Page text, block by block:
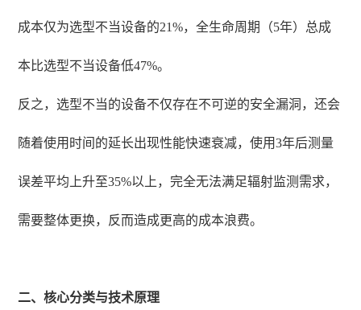
成本仅为选型不当设备的21%，全生命周期（5年）总成
本比选型不当设备低47%。
反之，选型不当的设备不仅存在不可逆的安全漏洞，还会
随着使用时间的延长出现性能快速衰减，使用3年后测量
误差平均上升至35%以上，完全无法满足辐射监测需求，
需要整体更换，反而造成更高的成本浪费。
二、核心分类与技术原理